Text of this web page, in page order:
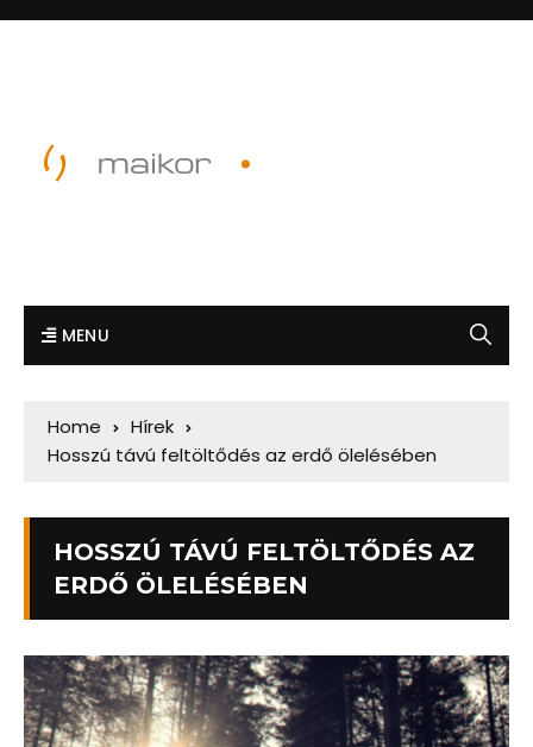
MENU
Home
Hírek
Hosszú távú feltöltődés az erdő ölelésében
HOSSZÚ TÁVÚ FELTÖLTŐDÉS AZ
ERDŐ ÖLELÉSÉBEN